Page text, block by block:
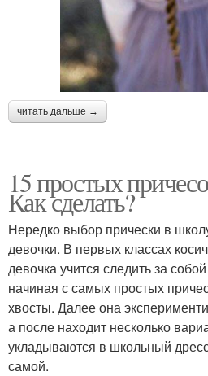
читать дальше →
15 простых
Как сделать?
Нередко выбор прически в
девочки. В первых классах
девочка учится следить за
начиная с самых простых
хвосты. Далее она
а после находит несколько
укладываются в школьный
самой.